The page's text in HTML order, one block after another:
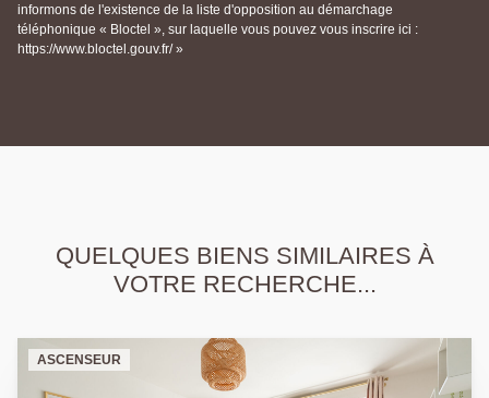
informons de l'existence de la liste d'opposition au démarchage
téléphonique « Bloctel », sur laquelle vous pouvez vous inscrire ici :
https://www.bloctel.gouv.fr/ »
QUELQUES BIENS SIMILAIRES À
VOTRE RECHERCHE...
ASCENSEUR